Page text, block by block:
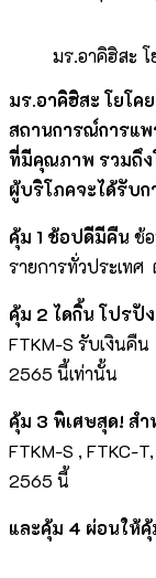
มร.อาคิฮิสะ
มร.อาคิฮิสะ โยโค
สถานการณ์การแ
ที่มีคุณภาพ รวมถึง
ผู้บริโภคจะได้รับ
คุ้ม 1 ช้อปดีมีคืน ช้
รายการทั่วประเท
คุ้ม 2 ไดกิ้น โปรปัง
FTKM-S รับเงินคื
2565 นี้เท่านั้น
คุ้ม 3 พิเศษสุด! สำ
FTKM-S , FTKC-
2565 นี้
และคุ้ม 4 ผ่อนให้คุ้